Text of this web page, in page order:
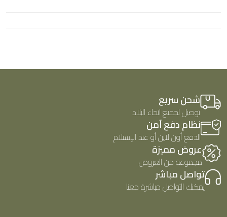
شحن سريع
توصيل لجميع انحاء البلاد
نظام دفع آمن
الدفع أون لاين أو عند الإستلام
عروض مميزة
مجموعة من العروض
تواصل مباشر
يمكنك التواصل مباشرة معنا